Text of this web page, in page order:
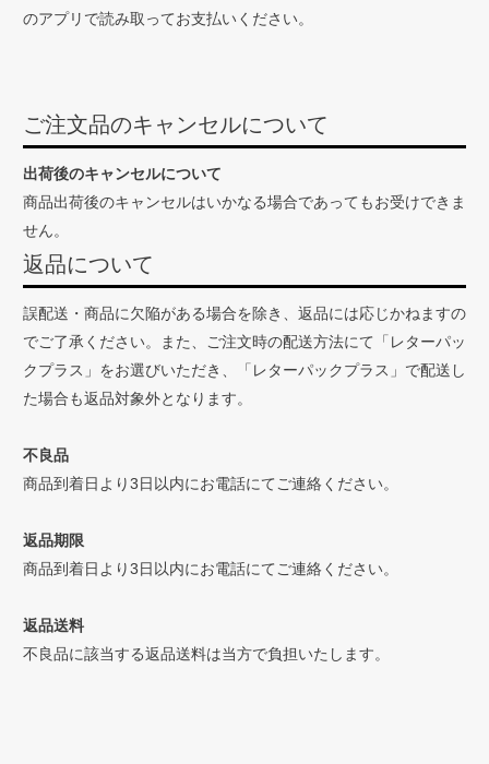
のアプリで読み取ってお支払いください。
ご注文品のキャンセルについて
出荷後のキャンセルについて
商品出荷後のキャンセルはいかなる場合であってもお受けできま
せん。
返品について
誤配送・商品に欠陥がある場合を除き、返品には応じかねますの
でご了承ください。また、ご注文時の配送方法にて「レターパッ
クプラス」をお選びいただき、「レターパックプラス」で配送し
た場合も返品対象外となります。
不良品
商品到着日より3日以内にお電話にてご連絡ください。
返品期限
商品到着日より3日以内にお電話にてご連絡ください。
返品送料
不良品に該当する返品送料は当方で負担いたします。